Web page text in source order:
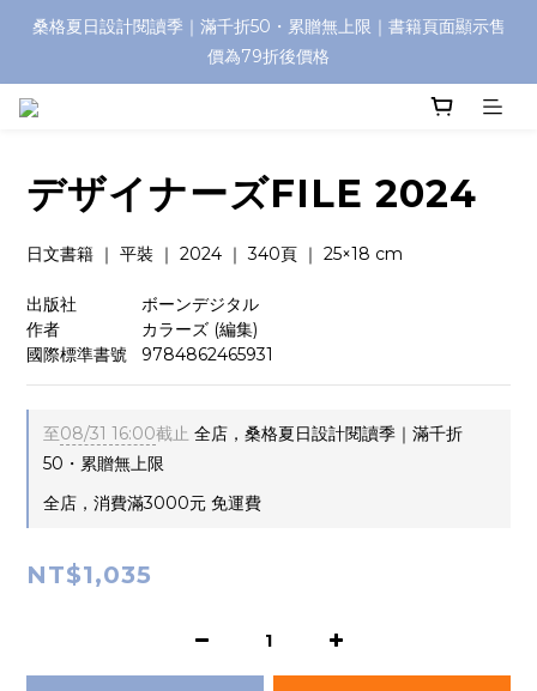
桑格夏日設計閱讀季｜滿千折50・累贈無上限｜書籍頁面顯示售
價為79折後價格
デザイナーズFILE 2024
日文書籍 ｜ 平裝 ｜ 2024 ｜ 340頁 ｜ 25×18 cm
出版社　　 　  ボーンデジタル
作者　　　　   カラーズ (編集)
國際標準書號   9784862465931
至08/31 16:00截止 全店，桑格夏日設計閱讀季｜滿千折
50・累贈無上限
全店，消費滿3000元 免運費
NT$1,035